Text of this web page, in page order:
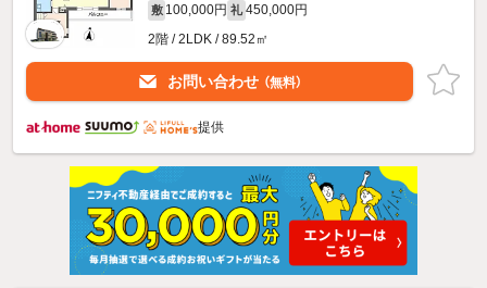
敷 100,000円 礼 450,000円
2階 / 2LDK / 89.52㎡
お問い合わせ （無料）
提供